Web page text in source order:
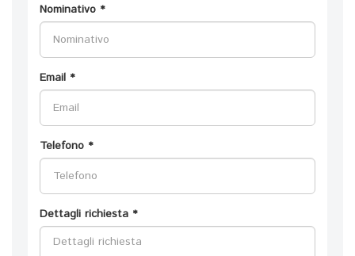
Nominativo *
Email *
Telefono *
Dettagli richiesta *